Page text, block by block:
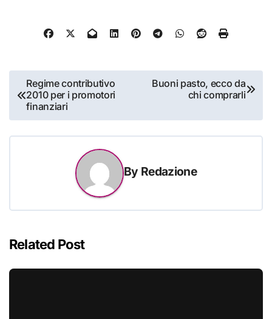
Navigazione
articoli
Regime contributivo
2010 per i promotori
finanziari
Buoni pasto, ecco da
chi comprarli
By Redazione
Related Post